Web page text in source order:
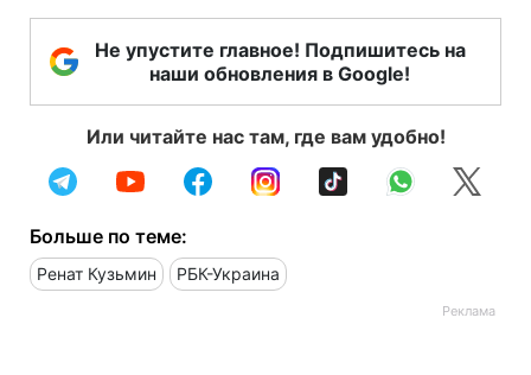
Не упустите главное! Подпишитесь на
наши обновления в Google!
Или читайте нас там, где вам удобно!
Больше по теме:
Ренат Кузьмин РБК-Украина